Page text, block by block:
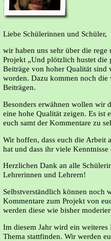
Liebe Schülerinnen und Schüler,
wir haben uns sehr über die
Projekt „Und plötzlich hustet die
Beiträge von hoher Qualität sind
worden. Dazu kommen noch
Beiträgen.
Besonders erwähnen wollen
eine hohe Qualität zeigen. Es ist
euch samt der Kommentare zu
Wir hoffen, dass euch die Arbeit
hat und dass ihr viele
Herzlichen Dank an alle
Lehrerinnen und Lehrern!
Selbstverständlich können noch
Kommentare zum Projekt von
werden diese wie bisher
Im diesem Jahr wird ein
Thema stattfinden. Wir werden